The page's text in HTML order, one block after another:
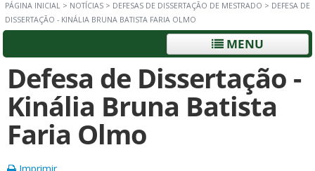
PÁGINA INICIAL > NOTÍCIAS > DEFESAS DE DISSERTAÇÃO DE MESTRADO > DEFESA DE
DISSERTAÇÃO - KINÁLIA BRUNA BATISTA FARIA OLMO
MENU
Defesa de Dissertação -
Kinália Bruna Batista
Faria Olmo